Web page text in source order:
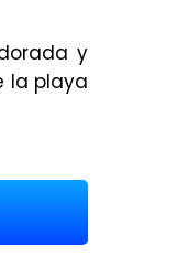
y
la playa